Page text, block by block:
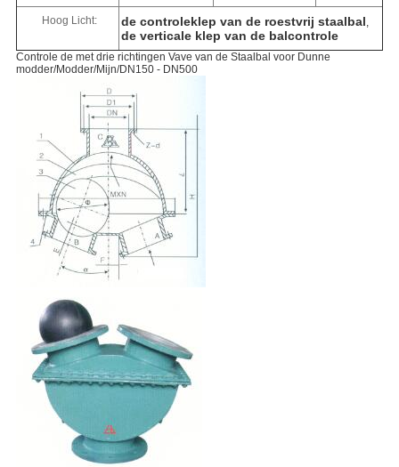
Hoog Licht: de controleklep van de roestvrij staalbal,
de verticale klep van de balcontrole
Controle de met drie richtingen Vave van de Staalbal voor Dunne
modder/Modder/Mijn/DN150 - DN500